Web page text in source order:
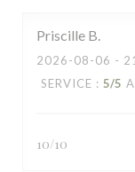
Priscille B
2026-08-06 -
SERVICE : 5/5
10/10